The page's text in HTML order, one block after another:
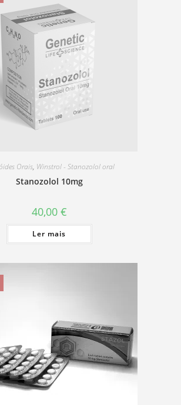
Orais, Winstrol - Stanozolol oral
Stanozolol 10mg
40,00 €
Ler mais